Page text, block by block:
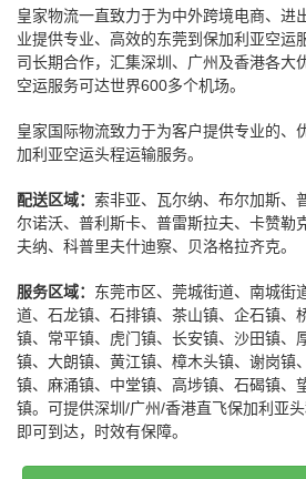
皇家物流一直致力于为中外跨境电商、进
业提供专业、高效的东莞到保加利亚空运
司长期合作，汇集深圳、广州及香港各大
空运服务可达世界600多个机场。
皇家国际物流致力于为客户提供专业的、
加利亚空运头程运输服务。
配送区域： 索非亚、瓦尔纳、布尔加斯、
尔诺沃、普利斯卡、普雷斯拉夫、卡赞勒
夫纳、科普里夫什迪察、贝洛格拉齐克。
服务区域： 东莞市区、莞城街道、南城街
道、石龙镇、石排镇、茶山镇、企石镇、
镇、常平镇、虎门镇、长安镇、沙田镇、
镇、大朗镇、黄江镇、樟木头镇、谢岗镇
镇、麻涌镇、中堂镇、高埗镇、石碣镇、
镇。可提供深圳/广州/香港直飞保加利亚
即可到达，时效有保障。